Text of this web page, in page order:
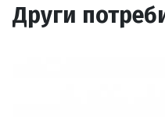
Други